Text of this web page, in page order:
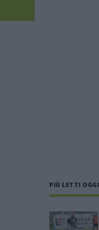
PIÙ LETTI OGGI